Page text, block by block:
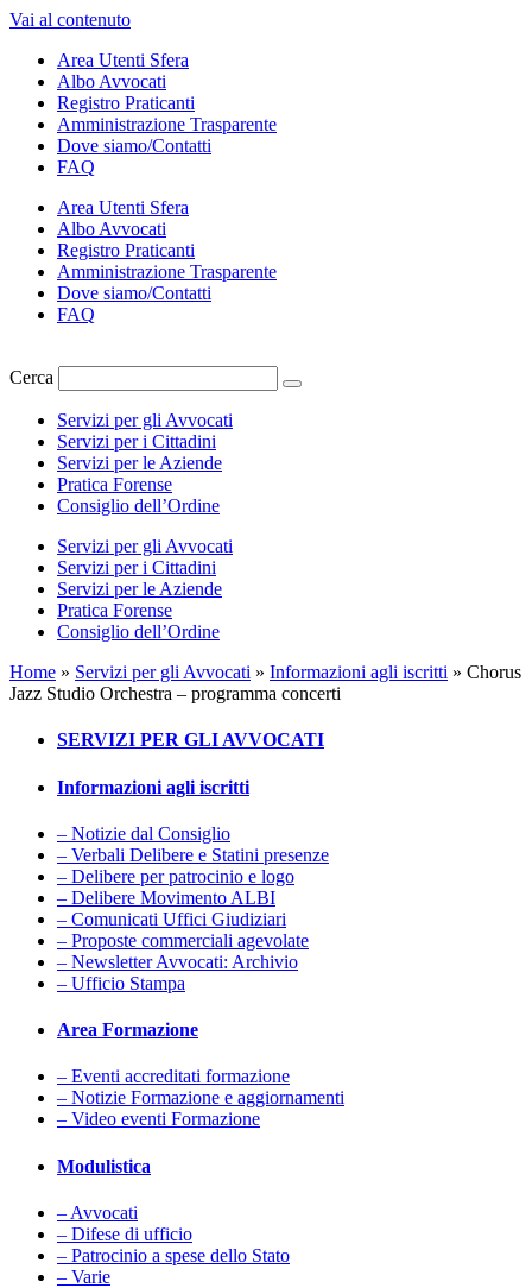
Vai al contenuto
Area Utenti Sfera
Albo Avvocati
Registro Praticanti
Amministrazione Trasparente
Dove siamo/Contatti
FAQ
Area Utenti Sfera
Albo Avvocati
Registro Praticanti
Amministrazione Trasparente
Dove siamo/Contatti
FAQ
Cerca
Servizi per gli Avvocati
Servizi per i Cittadini
Servizi per le Aziende
Pratica Forense
Consiglio dell’Ordine
Servizi per gli Avvocati
Servizi per i Cittadini
Servizi per le Aziende
Pratica Forense
Consiglio dell’Ordine
Home » Servizi per gli Avvocati » Informazioni agli iscritti » Chorus
Jazz Studio Orchestra – programma concerti
SERVIZI PER GLI AVVOCATI
Informazioni agli iscritti
– Notizie dal Consiglio
– Verbali Delibere e Statini presenze
– Delibere per patrocinio e logo
– Delibere Movimento ALBI
– Comunicati Uffici Giudiziari
– Proposte commerciali agevolate
– Newsletter Avvocati: Archivio
– Ufficio Stampa
Area Formazione
– Eventi accreditati formazione
– Notizie Formazione e aggiornamenti
– Video eventi Formazione
Modulistica
– Avvocati
– Difese di ufficio
– Patrocinio a spese dello Stato
– Varie